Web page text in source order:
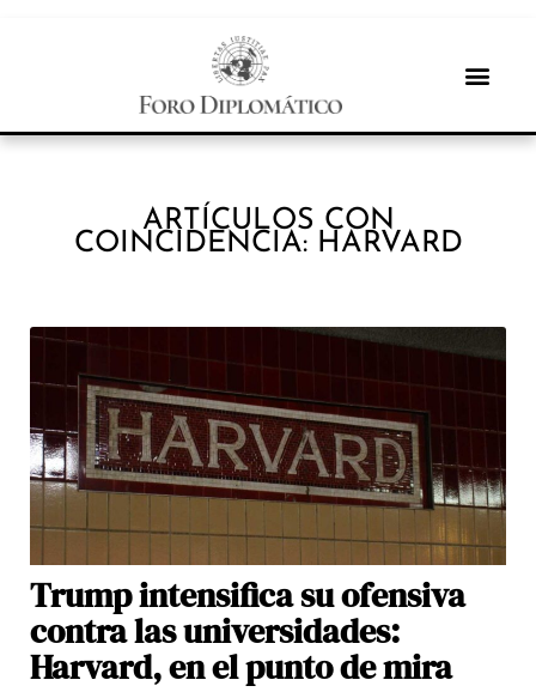
ARTÍCULOS CON
COINCIDENCIA: HARVARD
Trump intensifica su ofensiva
contra las universidades:
Harvard, en el punto de mira